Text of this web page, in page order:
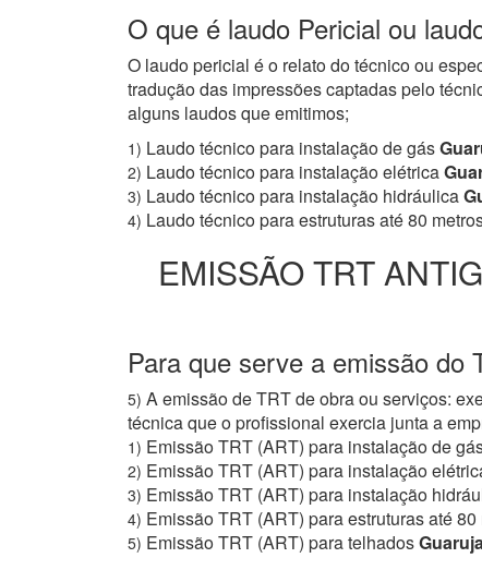
O que é laudo Pericial ou
O laudo pericial é o relato do técnico ou
tradução das impressões captadas pelo
alguns laudos que emitimos;
1) Laudo técnico para instalação de gás
2) Laudo técnico para instalação elétrica
3) Laudo técnico para instalação hidráulica
4) Laudo técnico para estruturas até 80
EMISSÃO TRT
Para que serve a emissão do
5) A emissão de TRT de obra ou serviços:
técnica que o profissional exercia junta a
1) Emissão TRT (ART) para instalação de
2) Emissão TRT (ART) para instalação
3) Emissão TRT (ART) para instalação
4) Emissão TRT (ART) para estruturas até 80
5) Emissão TRT (ART) para telhados